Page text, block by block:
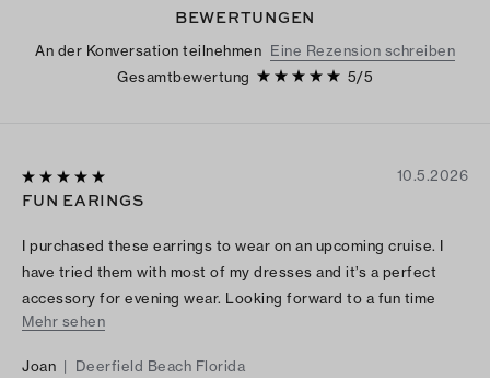
BEWERTUNGEN
An der Konversation teilnehmen Eine Rezension schreiben
Gesamtbewertung
5/5
10.5.2026
FUN EARINGS
I purchased these earrings to wear on an upcoming cruise. I
have tried them with most of my dresses and it’s a perfect
accessory for evening wear. Looking forward to a fun time
wearing them
Mehr sehen
Joan | Deerfield Beach Florida